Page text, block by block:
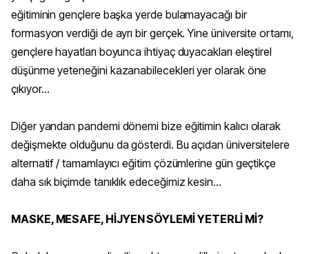
eğitiminin gençlere başka yerde bulamayacağı bir
formasyon verdiği de ayrı bir gerçek. Yine üniversite ortamı,
gençlere hayatları boyunca ihtiyaç duyacakları eleştirel
düşünme yeteneğini kazanabilecekleri yer olarak öne
çıkıyor…
Diğer yandan pandemi dönemi bize eğitimin kalıcı olarak
değişmekte olduğunu da gösterdi. Bu açıdan üniversitelere
alternatif / tamamlayıcı eğitim çözümlerine gün geçtikçe
daha sık biçimde tanıklık edeceğimiz kesin...
MASKE, MESAFE, HİJYEN SÖYLEMİ YETERLİ Mİ?